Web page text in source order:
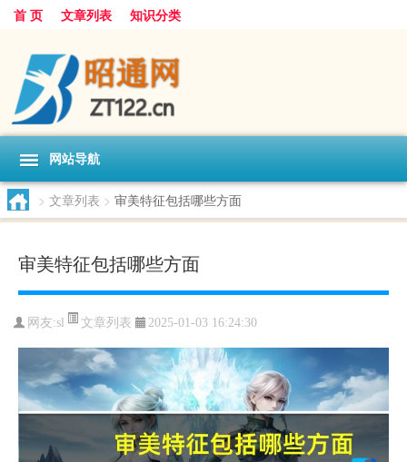
首 页 文章列表 知识分类
网站导航
> 文章列表 > 审美特征包括哪些方面
审美特征包括哪些方面
网友:sl 文章列表 2025-01-03 16:24:30